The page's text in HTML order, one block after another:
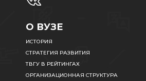
О ВУЗЕ
ИСТОРИЯ
СТРАТЕГИЯ РАЗВИТИЯ
ТВГУ В РЕЙТИНГАХ
ОРГАНИЗАЦИОННАЯ СТРУКТУРА